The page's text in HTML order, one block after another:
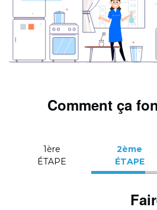
Comment ça
1ère
ÉTAPE
2ème
ÉTAPE